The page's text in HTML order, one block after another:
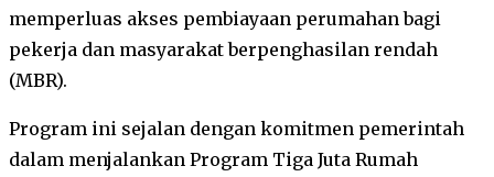
memperluas akses pembiayaan perumahan bagi
pekerja dan masyarakat berpenghasilan rendah
(MBR).
Program ini sejalan dengan komitmen pemerintah
dalam menjalankan Program Tiga Juta Rumah